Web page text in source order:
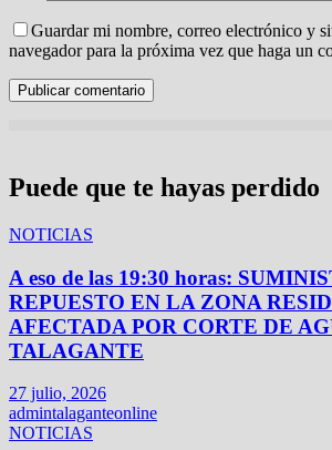
Guardar mi nombre, correo electrónico y
navegador para la próxima vez que haga un
Puede que te hayas perdido
NOTICIAS
A eso de las 19:30 horas:
REPUESTO EN LA ZONA
AFECTADA POR CORTE DE
TALAGANTE
27 julio, 2026
admintalaganteonline
NOTICIAS